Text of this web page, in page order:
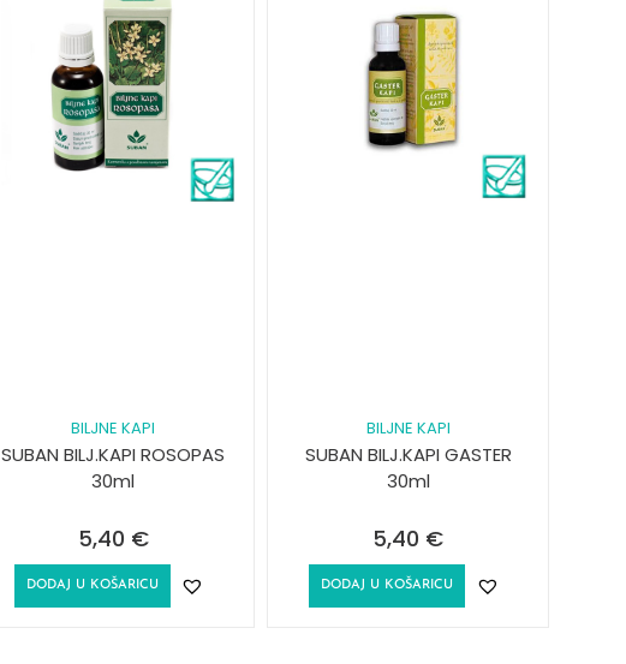
BILJNE KAPI
SUBAN BILJ.KAPI ROSOPAS
30ml
5,40 €
DODAJ U KOŠARICU
BILJNE KAPI
SUBAN BILJ.KAPI GASTER
30ml
5,40 €
DODAJ U KOŠARICU